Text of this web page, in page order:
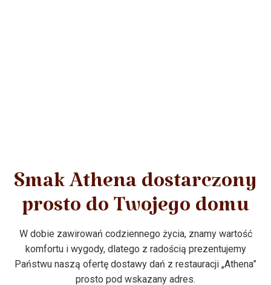
Smak Athena dostarczony
prosto do Twojego domu
W dobie zawirowań codziennego życia, znamy wartość
komfortu i wygody, dlatego z radością prezentujemy
Państwu naszą ofertę dostawy dań z restauracji „Athena”
prosto pod wskazany adres.